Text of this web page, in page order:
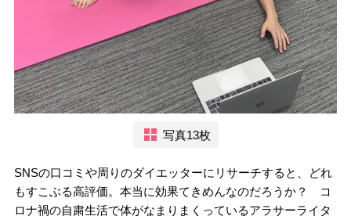
写真13枚
SNSの口コミや周りのダイエッターにリサーチすると、どれ
もすこぶる高評価。本当に効果てきめんなのだろうか？ コ
ロナ禍の自粛生活で体がなまりまくっているアラサーライタ